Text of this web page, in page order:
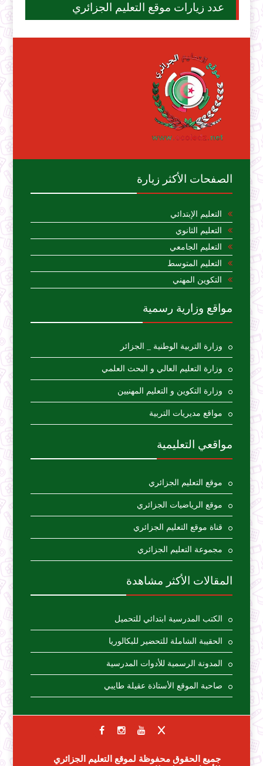
عدد زيارات موقع التعليم الجزائري
الصفحات الأكثر زيارة
التعليم الإبتدائي
التعليم الثانوي
التعليم الجامعي
التعليم المتوسط
التكوين المهني
مواقع وزارية رسمية
وزارة التربية الوطنية _ الجزائر
وزارة التعليم العالي و البحث العلمي
وزارة التكوين و التعليم المهنيين
مواقع مديريات التربية
مواقعي التعليمية
موقع التعليم الجزائري
موقع الرياضيات الجزائري
قناة موقع التعليم الجزائري
مجموعة التعليم الجزائري
المقالات الأكثر مشاهدة
الكتب المدرسية ابتدائي للتحميل
الحقيبة الشاملة للتحضير للبكالوريا
المدونة الرسمية للأدوات المدرسية
صاحبة الموقع الأستاذة عقيلة طايبي
جميع الحقوق محفوظة لموقع التعليم الجزائري